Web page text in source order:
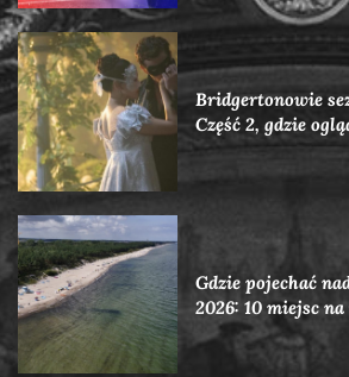
Bridgertonowie
Część 2, gdzie
Gdzie pojechać
2026: 10 miejsc